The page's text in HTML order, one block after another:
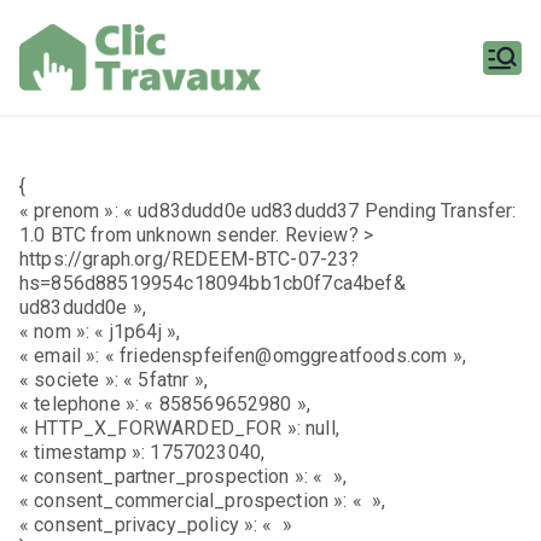
contenu
{
« prenom »: « ud83dudd0e ud83dudd37 Pending Transfer:
1.0 BTC from unknown sender. Review? >
https://graph.org/REDEEM-BTC-07-23?
hs=856d88519954c18094bb1cb0f7ca4bef&
ud83dudd0e »,
« nom »: « j1p64j »,
« email »: « friedenspfeifen@omggreatfoods.com »,
« societe »: « 5fatnr »,
« telephone »: « 858569652980 »,
« HTTP_X_FORWARDED_FOR »: null,
« timestamp »: 1757023040,
« consent_partner_prospection »: « »,
« consent_commercial_prospection »: « »,
« consent_privacy_policy »: « »